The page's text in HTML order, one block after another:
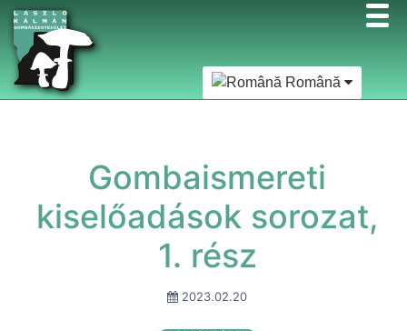
Română
Gombaismereti
kiselőadások sorozat,
1. rész
2023.02.20